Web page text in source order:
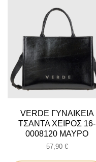
VERDE ΓΥΝΑΙΚΕΙΑ
ΤΣΑΝΤΑ ΧΕΙΡΟΣ 16-
0008120 ΜΑΥΡΟ
57,90 €